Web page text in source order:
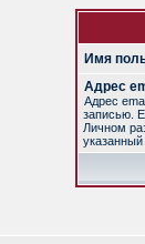
Имя
Адрес
Адрес
записью.
Личном
указанный